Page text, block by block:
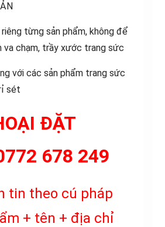
từng sản phẩm, không để
va chạm, trầy xước trang sức
với các sản phẩm trang sức
sét
ĐẶT
678 249
tin theo cú pháp
+ tên + địa chỉ